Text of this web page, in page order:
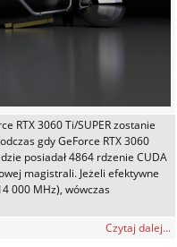
RTX 3060 Ti/SUPER zostanie
gdy GeForce RTX 3060
posiadał 4864 rdzenie CUDA
magistrali. Jeżeli efektywne
000 MHz), wówczas
Czytaj dalej...